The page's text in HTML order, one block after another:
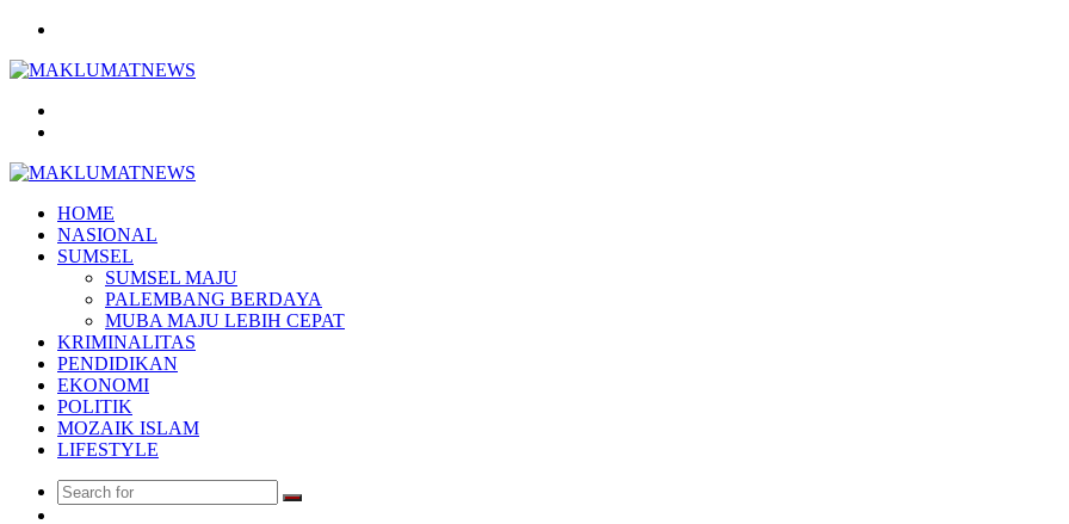
HOME
NASIONAL
SUMSEL
SUMSEL MAJU
PALEMBANG BERDAYA
MUBA MAJU LEBIH CEPAT
KRIMINALITAS
PENDIDIKAN
EKONOMI
POLITIK
MOZAIK ISLAM
LIFESTYLE
Search